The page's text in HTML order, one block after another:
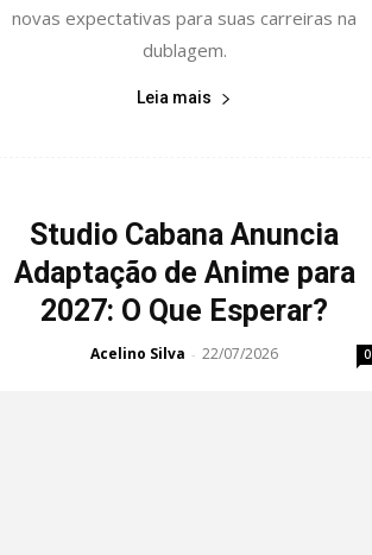
novas expectativas para suas carreiras na
dublagem.
Leia mais
Studio Cabana Anuncia
Adaptação de Anime para
2027: O Que Esperar?
Acelino Silva - 22/07/2026 0